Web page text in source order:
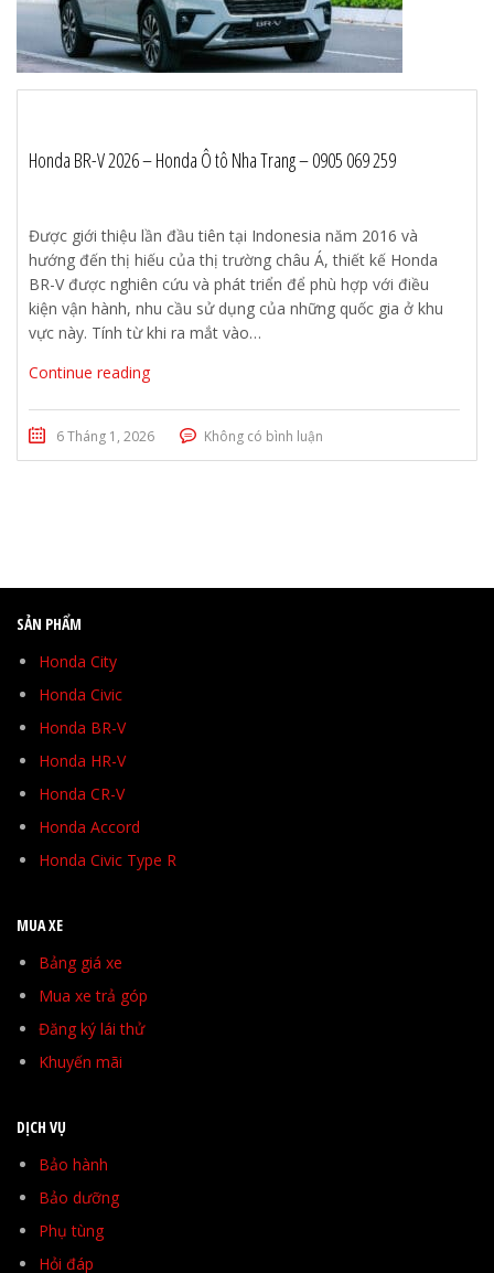
Honda BR-V 2026 – Honda Ô tô Nha Trang – 0905 069 259
Được giới thiệu lần đầu tiên tại Indonesia năm 2016 và
hướng đến thị hiếu của thị trường châu Á, thiết kế Honda
BR-V được nghiên cứu và phát triển để phù hợp với điều
kiện vận hành, nhu cầu sử dụng của những quốc gia ở khu
vực này. Tính từ khi ra mắt vào…
Continue reading
6 Tháng 1, 2026 Không có bình luận
SẢN PHẨM
Honda City
Honda Civic
Honda BR-V
Honda HR-V
Honda CR-V
Honda Accord
Honda Civic Type R
MUA XE
Bảng giá xe
Mua xe trả góp
Đăng ký lái thử
Khuyến mãi
DỊCH VỤ
Bảo hành
Bảo dưỡng
Phụ tùng
Hỏi đáp